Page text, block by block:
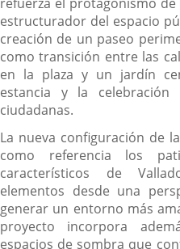
estructurador del espacio
creación de un paseo
como transición entre las
en la plaza y un jardín
estancia y la celebración
ciudadanas.
La nueva configuración de
como referencia los
característicos de
elementos desde una
generar un entorno más
proyecto incorpora
espacios de sombra que